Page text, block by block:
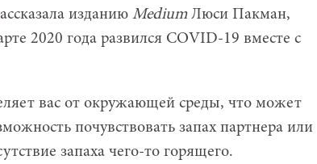
изданию MediumЛюси Пакман,
2020 года развился COVID-19 вместе с
вас от окружающей среды, что может
почувствовать запах партнера или
запаха чего-то горящего.